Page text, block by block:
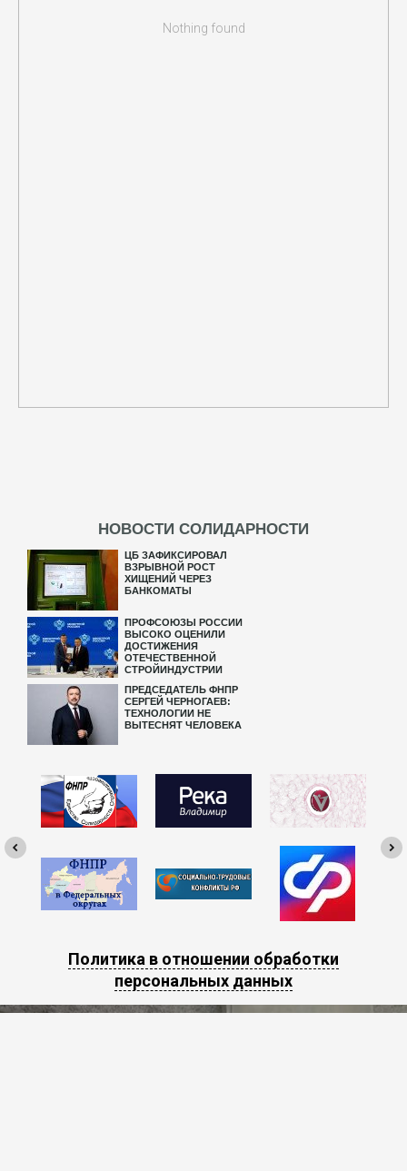
Nothing found
НОВОСТИ СОЛИДАРНОСТИ
ЦБ ЗАФИКСИРОВАЛ
ВЗРЫВНОЙ РОСТ
ХИЩЕНИЙ ЧЕРЕЗ
БАНКОМАТЫ
ПРОФСОЮЗЫ РОССИИ
ВЫСОКО ОЦЕНИЛИ
ДОСТИЖЕНИЯ
ОТЕЧЕСТВЕННОЙ
СТРОЙИНДУСТРИИ
ПРЕДСЕДАТЕЛЬ ФНПР
СЕРГЕЙ ЧЕРНОГАЕВ:
ТЕХНОЛОГИИ НЕ
ВЫТЕСНЯТ ЧЕЛОВЕКА
Политика в отношении обработки
персональных данных